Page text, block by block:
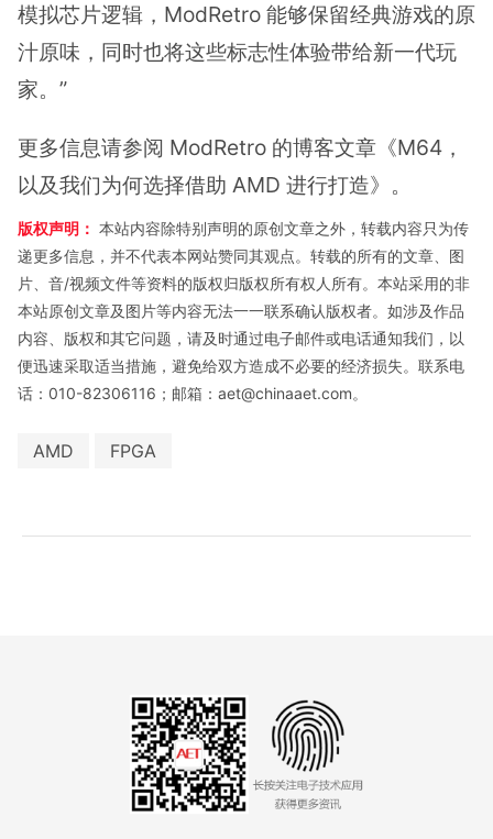
模拟芯片逻辑，ModRetro 能够保留经典游戏的原
汁原味，同时也将这些标志性体验带给新一代玩
家。”
更多信息请参阅 ModRetro 的博客文章《M64，
以及我们为何选择借助 AMD 进行打造》。
版权声明： 本站内容除特别声明的原创文章之外，转载内容只为传
递更多信息，并不代表本网站赞同其观点。转载的所有的文章、图
片、音/视频文件等资料的版权归版权所有权人所有。本站采用的非
本站原创文章及图片等内容无法一一联系确认版权者。如涉及作品
内容、版权和其它问题，请及时通过电子邮件或电话通知我们，以
便迅速采取适当措施，避免给双方造成不必要的经济损失。联系电
话：010-82306116；邮箱：aet@chinaaet.com。
AMD FPGA